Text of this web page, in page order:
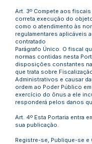
Art. 3º Compete aos
correta execução do
como o atendimento às
regulamentares aplicáveis
contratado
Parágrafo Único. O fiscal
normas contidas nesta
disposições constantes
que trata sobre
Administrativos e causar
ordem ao Poder Público
exercício do ônus a ele
responderá pelos danos
Art. 4º Esta Portaria entra
sua publicação.
Registre-se, Publique-se e